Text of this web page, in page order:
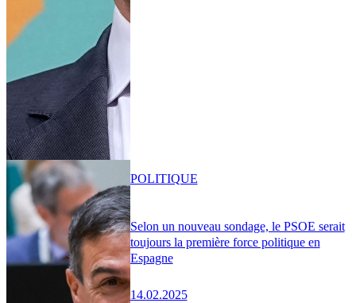
Selon un nouveau sondage, le PSOE serait
toujours la première force politique en
Espagne
14.02.2025
POLITIQUE